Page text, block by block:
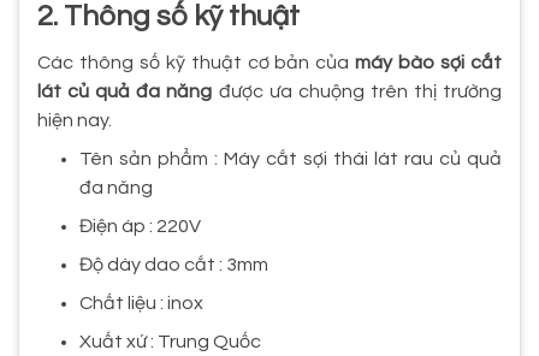
2. Thông số kỹ thuật
Các thông số kỹ thuật cơ bản của máy bào sợi cắt
lát củ quả đa năng được ưa chuộng trên thị trường
hiện nay.
Tên sản phẩm : Máy cắt sợi thái lát rau củ quả
đa năng
Điện áp : 220V
Độ dày dao cắt : 3mm
Chất liệu : inox
Xuất xứ : Trung Quốc